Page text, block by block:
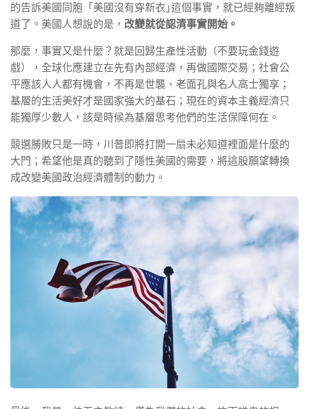
的告訴美國同胞「美國沒有穿新衣｣這個事實，就已經夠離經叛
道了。美國人想說的是， 改變就從認清事實開始。
那麼，事實又是什麼？就是回歸生產性活動（不要玩金錢遊
戲），全球化應建立在先有內部經濟，再做國際交易；社會公
平應該人人都有機會，不再是世襲、老面孔與名人高士獨享；
基層的生活美好才是國家強大的基石；現在的資本主義經濟只
能獨厚少數人，該是時候為基層思考他們的生活保障何在。
競選勝敗只是一時，川普即將打開一扇未必知道裡面是什麼的
大門；希望他是真的聽到了隱性美國的需要，將這股願望轉換
成改變美國政治經濟體制的動力。